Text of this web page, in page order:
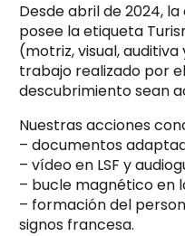
Desde abril de 2024,
posee la etiqueta
(motriz, visual,
trabajo realizado por
descubrimiento sean
Nuestras acciones
– documentos
– vídeo en LSF y
– bucle magnético en
– formación del
signos francesa.